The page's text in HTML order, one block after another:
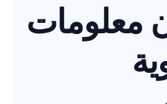
معلومات